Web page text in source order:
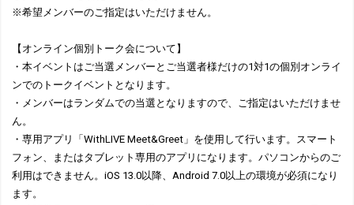
※希望メンバーのご指定はいただけません。
【オンライン個別トーク会について】
・本イベントはご当選メンバーとご当選者様だけの1対1の個別オンライ
ンでのトークイベントとなります。
・メンバーはランダムでの当選となりますので、ご指定はいただけませ
ん。
・専用アプリ「WithLIVE Meet&Greet」を使用して行います。スマート
フォン、またはタブレット専用のアプリになります。パソコンからのご
利用はできません。iOS 13.0以降、Android 7.0以上の環境が必須になり
ます。